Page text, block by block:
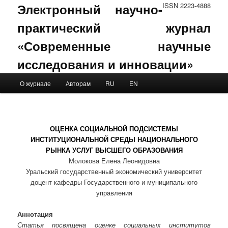
ISSN 2223-4888
Электронный научно-
практический журнал
«Современные научные
исследования и инновации»
Skip to primary content
Skip to secondary content
О журнале Авторам RU EN
ОЦЕНКА СОЦИАЛЬНОЙ ПОДСИСТЕМЫ
ИНСТИТУЦИОНАЛЬНОЙ СРЕДЫ НАЦИОНАЛЬНОГО
РЫНКА УСЛУГ ВЫСШЕГО ОБРАЗОВАНИЯ
Молокова Елена Леонидовна
Уральский государственный экономический университет
доцент кафедры Государственного и муниципального
управления
Аннотация
Статья посвящена оценке социальных институтов